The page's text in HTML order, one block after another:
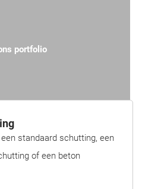
portfolio
standaard schutting, een
of een beton